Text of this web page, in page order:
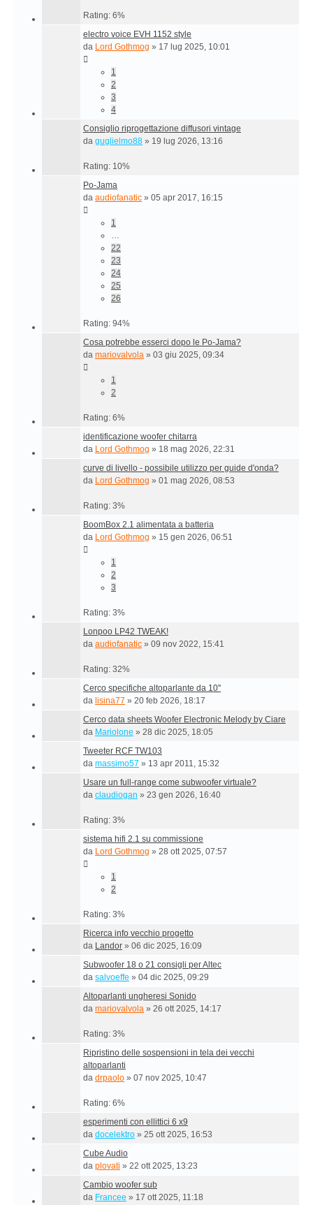
Rating: 6%
electro voice EVH 1152 style
da Lord Gothmog » 17 lug 2025, 10:01
1
2
3
4
Consiglio riprogettazione diffusori vintage
da guglielmo88 » 19 lug 2026, 13:16
Rating: 10%
Po-Jama
da audiofanatic » 05 apr 2017, 16:15
1
…
22
23
24
25
26
Rating: 94%
Cosa potrebbe esserci dopo le Po-Jama?
da mariovalvola » 03 giu 2025, 09:34
1
2
Rating: 6%
identificazione woofer chitarra
da Lord Gothmog » 18 mag 2026, 22:31
curve di livello - possibile utilizzo per guide d'onda?
da Lord Gothmog » 01 mag 2026, 08:53
Rating: 3%
BoomBox 2.1 alimentata a batteria
da Lord Gothmog » 15 gen 2026, 06:51
1
2
3
Rating: 3%
Lonpoo LP42 TWEAK!
da audiofanatic » 09 nov 2022, 15:41
Rating: 32%
Cerco specifiche altoparlante da 10''
da lisina77 » 20 feb 2026, 18:17
Cerco data sheets Woofer Electronic Melody by Ciare
da Mariolone » 28 dic 2025, 18:05
Tweeter RCF TW103
da massimo57 » 13 apr 2011, 15:32
Usare un full-range come subwoofer virtuale?
da claudiogan » 23 gen 2026, 16:40
Rating: 3%
sistema hifi 2.1 su commissione
da Lord Gothmog » 28 ott 2025, 07:57
1
2
Rating: 3%
Ricerca info vecchio progetto
da Landor » 06 dic 2025, 16:09
Subwoofer 18 o 21 consigli per Altec
da salvoeffe » 04 dic 2025, 09:29
Altoparlanti ungheresi Sonido
da mariovalvola » 26 ott 2025, 14:17
Rating: 3%
Ripristino delle sospensioni in tela dei vecchi
altoparlanti
da drpaolo » 07 nov 2025, 10:47
Rating: 6%
esperimenti con ellittici 6 x9
da docelektro » 25 ott 2025, 16:53
Cube Audio
da plovati » 22 ott 2025, 13:23
Cambio woofer sub
da Francee » 17 ott 2025, 11:18